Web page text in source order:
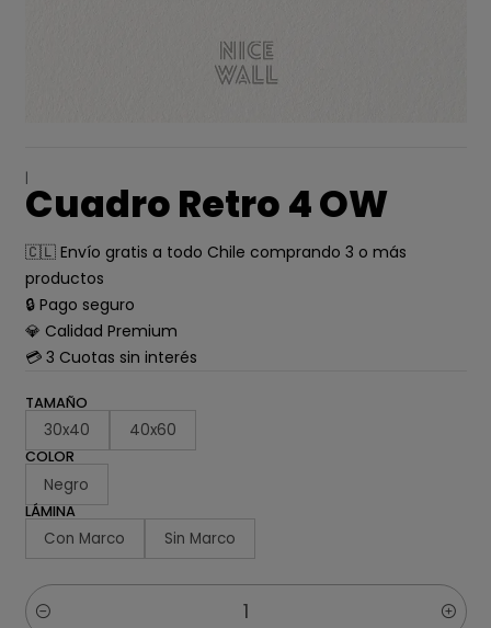
|
Cuadro Retro 4 OW
🇨🇱 Envío gratis a todo Chile comprando 3 o más
productos
🔒 Pago seguro
💎 Calidad Premium
💳 3 Cuotas sin interés
TAMAÑO
30x40 40x60
COLOR
Negro
LÁMINA
Con Marco Sin Marco
Cantidad